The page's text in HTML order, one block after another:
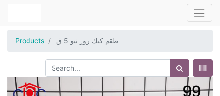
Products طقم كيك روز نيو 5 ق